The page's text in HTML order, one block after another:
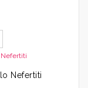
Nefertiti